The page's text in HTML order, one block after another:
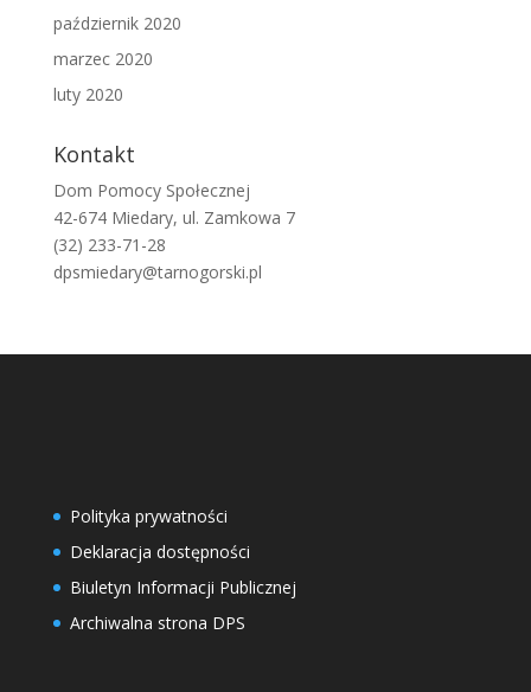
październik 2020
marzec 2020
luty 2020
Kontakt
Dom Pomocy Społecznej
42-674 Miedary, ul. Zamkowa 7
(32) 233-71-28
dpsmiedary@tarnogorski.pl
Polityka prywatności
Deklaracja dostępności
Biuletyn Informacji Publicznej
Archiwalna strona DPS